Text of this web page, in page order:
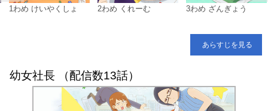
1わめ けいやくしょ 2わめ くれーむ 3わめ ざんぎょう
あらすじを見る
幼女社長 （配信数13話）